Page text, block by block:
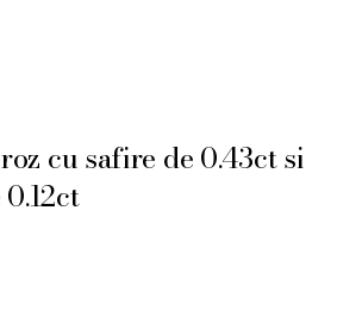
cu safire de 0.43ct si